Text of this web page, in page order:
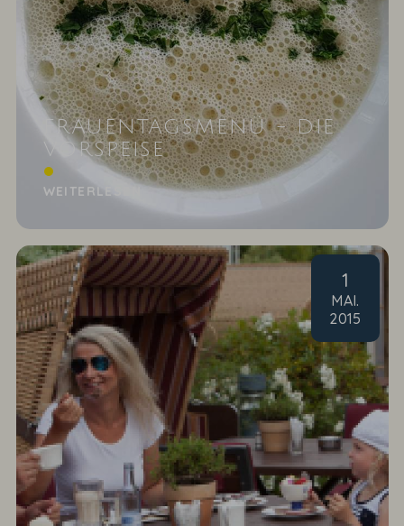
FRAUENTAGSMENÜ - DIE
VORSPEISE
Apfel-Sellerie-Schaum-Süppchen mit Pinienkernen
WEITERLESEN
1
MAI.
2015